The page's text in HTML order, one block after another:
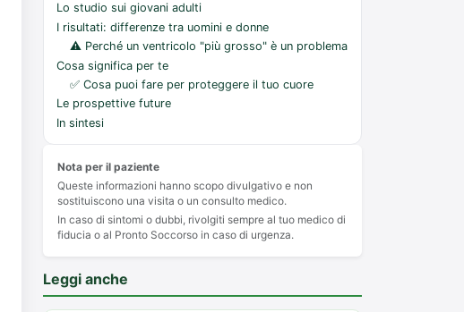
Lo studio sui giovani adulti
I risultati: differenze tra uomini e donne
⚠️ Perché un ventricolo "più grosso" è un problema
Cosa significa per te
✅ Cosa puoi fare per proteggere il tuo cuore
Le prospettive future
In sintesi
Nota per il paziente
Queste informazioni hanno scopo divulgativo e non
sostituiscono una visita o un consulto medico.
In caso di sintomi o dubbi, rivolgiti sempre al tuo medico di
fiducia o al Pronto Soccorso in caso di urgenza.
Leggi anche